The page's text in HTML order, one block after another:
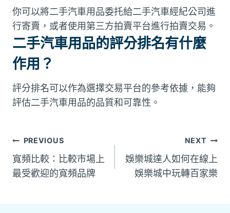
你可以將二手汽車用品委托給二手汽車經紀公司進
行寄賣，或者使用第三方拍賣平台進行拍賣交易。
二手汽車用品的評分排名有什麼
作用？
評分排名可以作為選擇交易平台的參考依據，能夠
評估二手汽車用品的品質和可靠性。
文
章
PREVIOUS
寬頻比較：比較市場上
最受歡迎的寬頻品牌
NEXT
娛樂城達人如何在線上
娛樂城中玩轉百家樂